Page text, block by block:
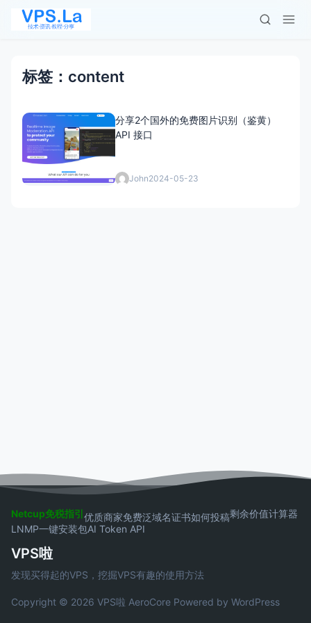
标签：content
分享2个国外的免费图片识别（鉴黄）
API 接口
John2024-05-23
Netcup免税指引优质商家免费泛域名证书如何投稿剩余价值计算器
LNMP一键安装包AI Token API
VPS啦
发现买得起的VPS，挖掘VPS有趣的使用方法
Copyright © 2026 VPS啦 AeroCore Powered by WordPress